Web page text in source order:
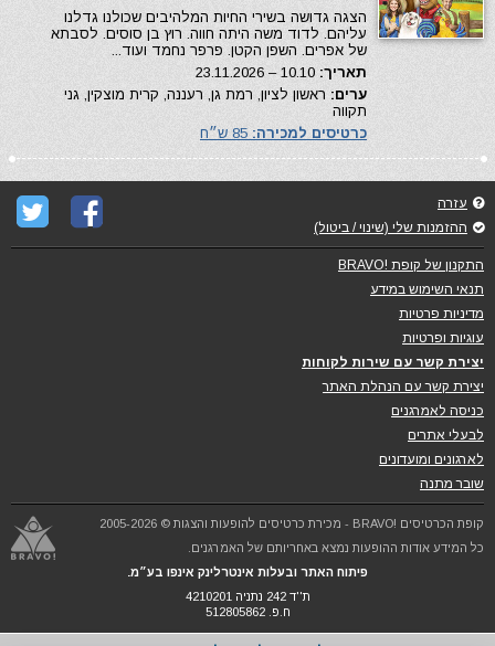
הצגה גדושה בשירי החיות המלהיבים שכולנו גדלנו
עליהם. לדוד משה היתה חווה. רוץ בן סוסים. לסבתא
של אפרים. השפן הקטן. פרפר נחמד ועוד...
תאריך:
ערים: ראשון לציון, רמת גן, רעננה, קרית מוצקין, גני
תקווה
כרטיסים למכירה:
עזרה
ההזמנות שלי (שינוי / ביטול)
התקנון של קופת !BRAVO
תנאי השימוש במידע
מדיניות פרטיות
עוגיות ופרטיות
יצירת קשר עם שירות לקוחות
יצירת קשר עם הנהלת האתר
כניסה לאמרגנים
לבעלי אתרים
לארגונים ומועדונים
שובר מתנה
קופת הכרטיסים !BRAVO - מכירת כרטיסים להופעות והצגות © 2005-2026
כל המידע אודות ההופעות נמצא באחריותם של האמרגנים.
פיתוח האתר ובעלות אינטרלינק אינפו בע״מ.
ת''ד 242 נתניה 4210201
ח.פ. 512805862